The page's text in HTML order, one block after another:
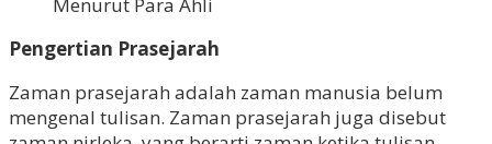
Pengertian Prasejarah
Zaman prasejarah adalah zaman manusia belum
mengenal tulisan. Zaman prasejarah juga disebut